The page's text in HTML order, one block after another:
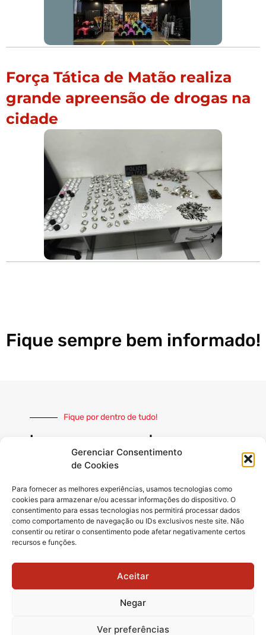
Gerenciar Consentimento
de Cookies
Para fornecer as melhores experiências, usamos tecnologias como
cookies para armazenar e/ou acessar informações do dispositivo. O
consentimento para essas tecnologias nos permitirá processar dados
como comportamento de navegação ou IDs exclusivos neste site. Não
consentir ou retirar o consentimento pode afetar negativamente certos
recursos e funções.
Aceitar
Negar
Ver preferências
Força Tática de Matão realiza
grande apreensão de drogas na
cidade
Fique sempre bem informado!
Fique por dentro de tudo!
Inscreva-se e receba nossas
notícias sempre atualizadas
INSCREVER